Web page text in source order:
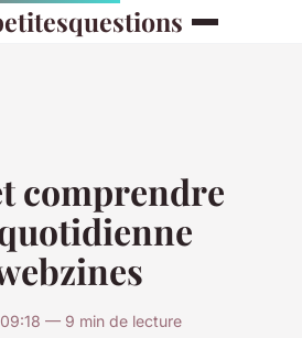
comprendre
— 9 min de lecture